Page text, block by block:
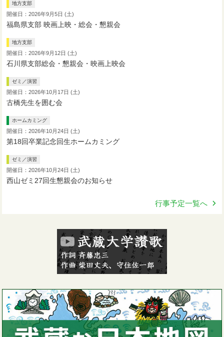
地方支部
開催日：2026年9月5日 (土)
福島県支部 映画上映・総会・懇親会
地方支部
開催日：2026年9月12日 (土)
石川県支部総会・懇親会・映画上映会
ゼミ／演習
開催日：2026年10月17日 (土)
古橋先生を囲む会
ホームカミング
開催日：2026年10月24日 (土)
第18回卒業記念回生ホームカミング
ゼミ／演習
開催日：2026年10月24日 (土)
西山ゼミ27回生懇親会のお知らせ
行事予定一覧へ